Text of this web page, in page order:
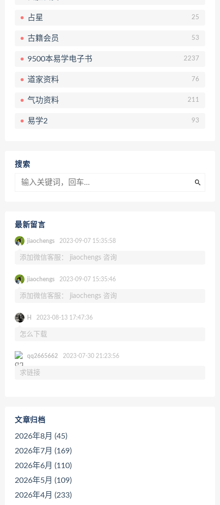
占星 25
古籍会员 53
9500本易学电子书 2237
道家资料 76
气功资料 211
易学2 93
搜索
最新留言
jiaochengs 2023-09-07 15:35:58
添加微信客服： jiaochengs 咨询
jiaochengs 2023-09-07 15:35:46
添加微信客服： jiaochengs 咨询
H 2023-08-13 17:47:36
怎么下载
qq2665662 2023-07-30 21:23:56
求链接
文章归档
2026年8月 (45)
2026年7月 (169)
2026年6月 (110)
2026年5月 (109)
2026年4月 (233)